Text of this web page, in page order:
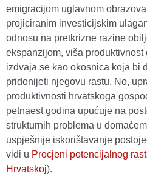
emigracijom uglavnom
projiciranim investicijskim
odnosu na pretkrizne razine
ekspanzijom, viša produktivnost
izdvaja se kao okosnica koja bi
pridonijeti njegovu rastu. No,
produktivnosti hrvatskoga
petnaest godina upućuje na
strukturnih problema u
uspješnije iskorištavanje
vidi u Procjeni potencijalnog
Hrvatskoj).